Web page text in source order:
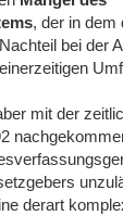
, der in dem
bei der
mit der
derart